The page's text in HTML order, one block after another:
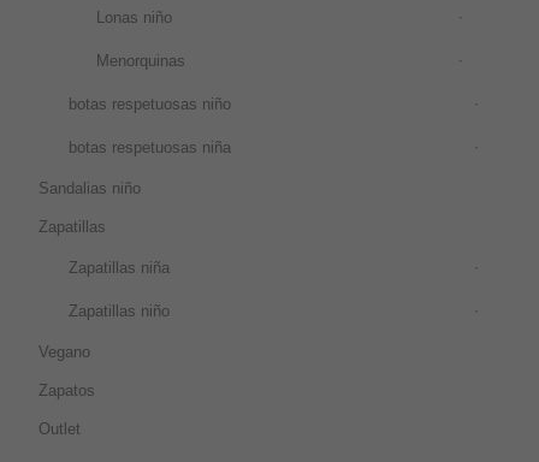
Lonas niño
Menorquinas
botas respetuosas niño
botas respetuosas niña
Sandalias niño
Zapatillas
Zapatillas niña
Zapatillas niño
Vegano
Zapatos
Outlet